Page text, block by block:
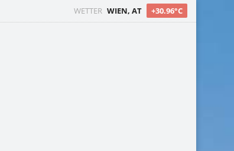
WETTER WIEN, AT +30.96°C